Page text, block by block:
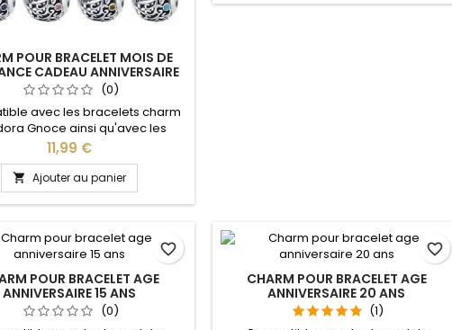
POUR BRACELET MOIS DE
CADEAU ANNIVERSAIRE
(0)
avec les bracelets charm
Gnoce ainsi qu'avec les
charm de notre site idéal
Saint Valentin, anniversaire,
de mariage, cadeau, fête
Prix
11,99 €
 Ajouter au panier
POUR BRACELET AGE
ANNIVERSAIRE 15 ANS
(0)
favorite_border
CHARM POUR BRACELET AGE
ANNIVERSAIRE 20 ANS
(1)
favorite_border